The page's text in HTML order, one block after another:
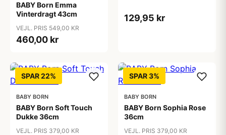
BABY Born Emma
Vinterdragt 43cm
VEJL. PRIS 549,00 KR
460,00 kr
129,95 kr
SPAR 22%
BABY BORN
BABY Born Soft Touch
Dukke 36cm
VEJL. PRIS 379,00 KR
SPAR 3%
BABY BORN
BABY Born Sophia Rose
36cm
VEJL. PRIS 379,00 KR